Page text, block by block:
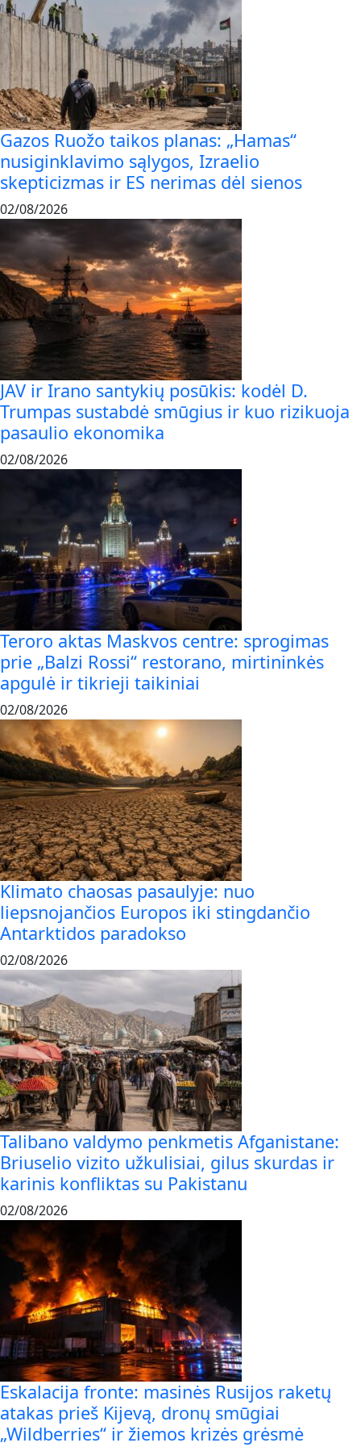
Gazos Ruožo taikos planas: „Hamas“
nusiginklavimo sąlygos, Izraelio
skepticizmas ir ES nerimas dėl sienos
02/08/2026
JAV ir Irano santykių posūkis: kodėl D.
Trumpas sustabdė smūgius ir kuo rizikuoja
pasaulio ekonomika
02/08/2026
Teroro aktas Maskvos centre: sprogimas
prie „Balzi Rossi“ restorano, mirtininkės
apgulė ir tikrieji taikiniai
02/08/2026
Klimato chaosas pasaulyje: nuo
liepsnojančios Europos iki stingdančio
Antarktidos paradokso
02/08/2026
Talibano valdymo penkmetis Afganistane:
Briuselio vizito užkulisiai, gilus skurdas ir
karinis konfliktas su Pakistanu
02/08/2026
Eskalacija fronte: masinės Rusijos raketų
atakas prieš Kijevą, dronų smūgiai
„Wildberries“ ir žiemos krizės grėsmė